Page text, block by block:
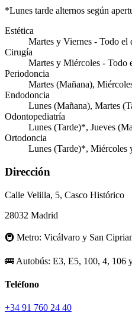
*Lunes tarde alternos según
Estética
Martes y Viernes - Todo el
Cirugía
Martes y Miércoles - Todo
Periodoncia
Martes (Mañana),
Endodoncia
Lunes (Mañana), Martes
Odontopediatría
Lunes (Tarde)*, Jueves
Ortodoncia
Lunes (Tarde)*, Miércoles
Dirección
Calle Velilla, 5, Casco Histórico
28032 Madrid
🚇 Metro: Vicálvaro y San
🚌 Autobús: E3, E5, 100, 4, 106
Teléfono
+34 91 760 24 40